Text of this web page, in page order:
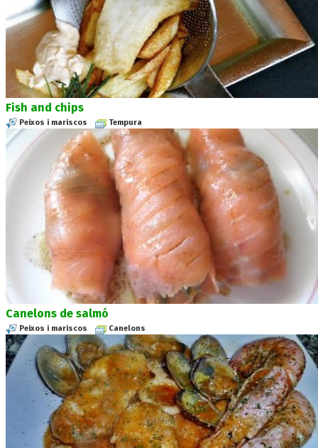
Fish and chips
Peixos i mariscos Tempura
Canelons de salmó
Peixos i mariscos Canelons